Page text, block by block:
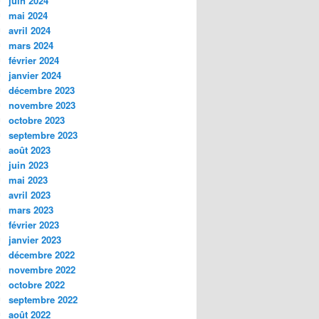
mai 2024
avril 2024
mars 2024
février 2024
janvier 2024
décembre 2023
novembre 2023
octobre 2023
septembre 2023
août 2023
juin 2023
mai 2023
avril 2023
mars 2023
février 2023
janvier 2023
décembre 2022
novembre 2022
octobre 2022
septembre 2022
août 2022